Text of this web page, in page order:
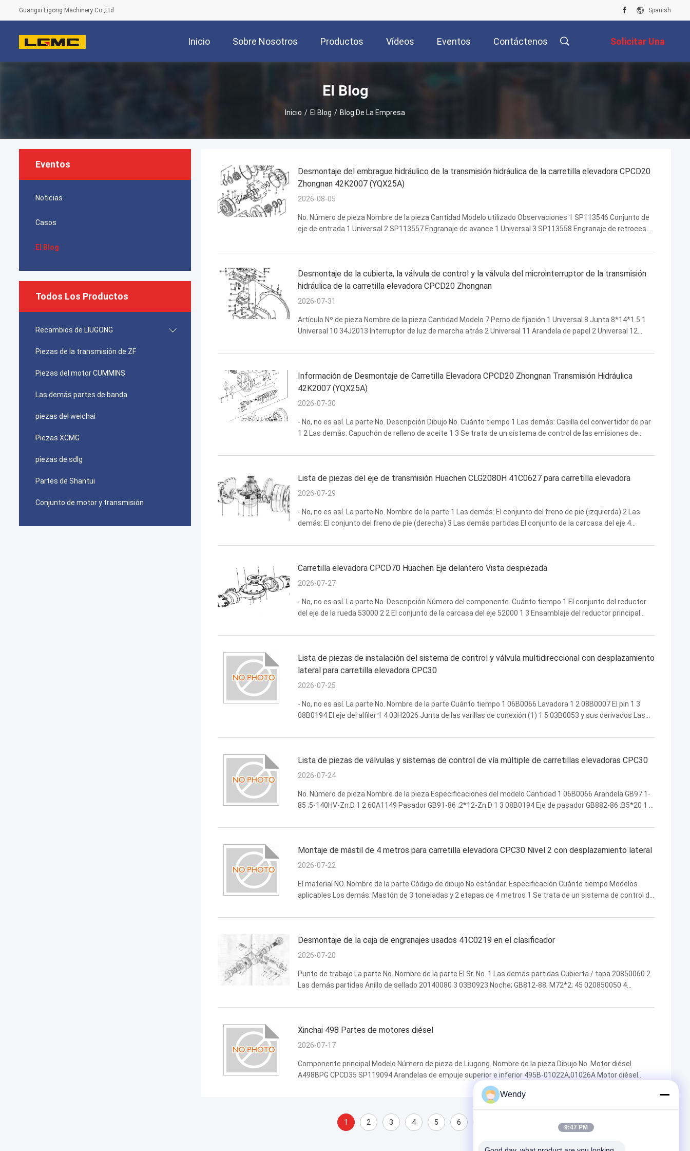
Guangxi Ligong Machinery Co.,Ltd Spanish
Inicio Sobre Nosotros Productos Vídeos Eventos Contáctenos Solicitar Una
Cotización
El Blog
Inicio / El Blog / Blog De La Empresa
Eventos
Noticias
Casos
El Blog
Todos Los Productos
Recambios de LIUGONG
Piezas de la transmisión de ZF
Piezas del motor CUMMINS
Las demás partes de banda
piezas del weichai
Piezas XCMG
piezas de sdlg
Partes de Shantui
Conjunto de motor y transmisión
Desmontaje del embrague hidráulico de la transmisión hidráulica de la carretilla elevadora CPCD20
Zhongnan 42K2007 (YQX25A)
2026-08-05
No. Número de pieza Nombre de la pieza Cantidad Modelo utilizado Observaciones 1 SP113546 Conjunto de
eje de entrada 1 Universal 2 SP113557 Engranaje de avance 1 Universal 3 SP113558 Engranaje de retroceso
Desmontaje de la cubierta, la válvula de control y la válvula del microinterruptor de la transmisión
hidráulica de la carretilla elevadora CPCD20 Zhongnan
2026-07-31
Artículo Nº de pieza Nombre de la pieza Cantidad Modelo 7 Perno de fijación 1 Universal 8 Junta 8*14*1.5 1
Universal 10 34J2013 Interruptor de luz de marcha atrás 2 Universal 11 Arandela de papel 2 Universal 12
Información de Desmontaje de Carretilla Elevadora CPCD20 Zhongnan Transmisión Hidráulica
42K2007 (YQX25A)
2026-07-30
- No, no es así. La parte No. Descripción Dibujo No. Cuánto tiempo 1 Las demás: Casilla del convertidor de par
1 2 Las demás: Capuchón de relleno de aceite 1 3 Se trata de un sistema de control de las emisiones de
Lista de piezas del eje de transmisión Huachen CLG2080H 41C0627 para carretilla elevadora
2026-07-29
- No, no es así. La parte No. Nombre de la parte 1 Las demás: El conjunto del freno de pie (izquierda) 2 Las
demás: El conjunto del freno de pie (derecha) 3 Las demás partidas El conjunto de la carcasa del eje 4
Carretilla elevadora CPCD70 Huachen Eje delantero Vista despiezada
2026-07-27
- No, no es así. La parte No. Descripción Número del componente. Cuánto tiempo 1 El conjunto del reductor
del eje de la rueda 53000 2 2 El conjunto de la carcasa del eje 52000 1 3 Ensamblaje del reductor principal
Lista de piezas de instalación del sistema de control y válvula multidireccional con desplazamiento
lateral para carretilla elevadora CPC30
2026-07-25
- No, no es así. La parte No. Nombre de la parte Cuánto tiempo 1 06B0066 Lavadora 1 2 08B0007 El pin 1 3
08B0194 El eje del alfiler 1 4 03H2026 Junta de las varillas de conexión (1) 1 5 03B0053 y sus derivados Las
Lista de piezas de válvulas y sistemas de control de vía múltiple de carretillas elevadoras CPC30
2026-07-24
No. Número de pieza Nombre de la pieza Especificaciones del modelo Cantidad 1 06B0066 Arandela GB97.1-
85 ;5-140HV-Zn.D 1 2 60A1149 Pasador GB91-86 ;2*12-Zn.D 1 3 08B0194 Eje de pasador GB882-86 ;B5*20 1 4
Montaje de mástil de 4 metros para carretilla elevadora CPC30 Nivel 2 con desplazamiento lateral
2026-07-22
El material NO. Nombre de la parte Código de dibujo No estándar. Especificación Cuánto tiempo Modelos
aplicables Los demás: Mastón de 3 toneladas y 2 etapas de 4 metros 1 Se trata de un sistema de control de
Desmontaje de la caja de engranajes usados 41C0219 en el clasificador
2026-07-20
Punto de trabajo La parte No. Nombre de la parte El Sr. No. 1 Las demás partidas Cubierta / tapa 20850060 2
Las demás partidas Anillo de sellado 20140080 3 03B0923 Noche; GB812-88; M72*2; 45 020850050 4
Xinchai 498 Partes de motores diésel
2026-07-17
Componente principal Modelo Número de pieza de Liugong. Nombre de la pieza Dibujo No. Motor diésel
A498BPG CPCD35 SP119094 Arandelas de empuje superior e inferior 495B-01022A,01026A Motor diésel
A498BPG CPCD35 SP119110 Perno del cojinete principal A498B-01019 Motor diésel A498BPG CPCD35
1 2 3 4 5 6
Wendy
9:47 PM